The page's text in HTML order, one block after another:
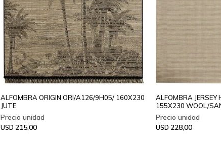
ALFOMBRA ORIGIN ORI/A126/9H05/ 160X230
JUTE
USD 215,00
ALFOMBRA
155X230 WOOL/
USD 228,00